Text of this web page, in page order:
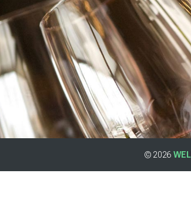
© 2026